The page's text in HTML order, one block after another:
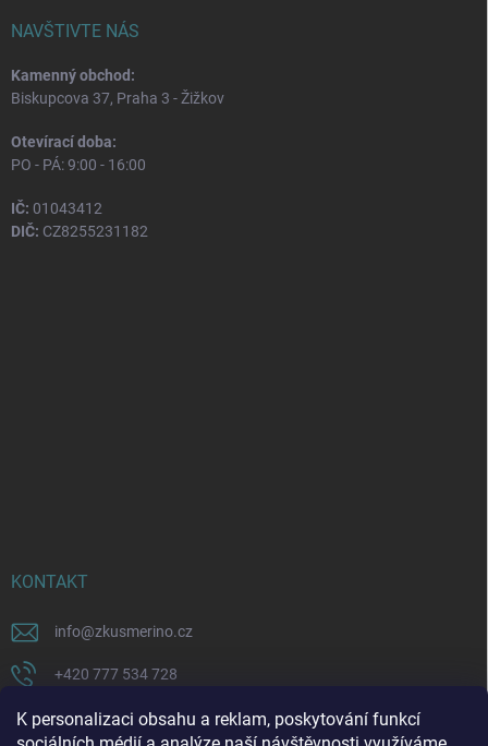
K personalizaci obsahu a reklam, poskytování funkcí
NAVŠTIVTE NÁS
Kamenný obchod:
Biskupcova 37, Praha 3 - Žižkov
Otevírací doba:
PO - PÁ: 9:00 - 16:00
IČ: 01043412
DIČ: CZ8255231182
KONTAKT
info@zkusmerino.cz
+420 777 534 728
https://www.facebook.com/zkusmerino/